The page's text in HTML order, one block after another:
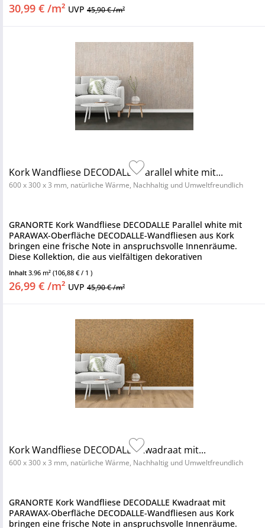
30,99 € /m² UVP 45,90 € /m²
Kork Wandfliese DECODALLE Parallel white mit...
600 x 300 x 3 mm, natürliche Wärme, Nachhaltig und Umweltfreundlich
GRANORTE Kork Wandfliese DECODALLE Parallel white mit
PARAWAX-Oberfläche DECODALLE-Wandfliesen aus Kork
bringen eine frische Note in anspruchsvolle Innenräume.
Diese Kollektion, die aus vielfältigen dekorativen
Korkoberflächen besteht,...
Inhalt 3.96 m² (106,88 € / 1 )
26,99 € /m² UVP 45,90 € /m²
Kork Wandfliese DECODALLE Kwadraat mit...
600 x 300 x 3 mm, natürliche Wärme, Nachhaltig und Umweltfreundlich
GRANORTE Kork Wandfliese DECODALLE Kwadraat mit
PARAWAX-Oberfläche DECODALLE-Wandfliesen aus Kork
bringen eine frische Note in anspruchsvolle Innenräume.